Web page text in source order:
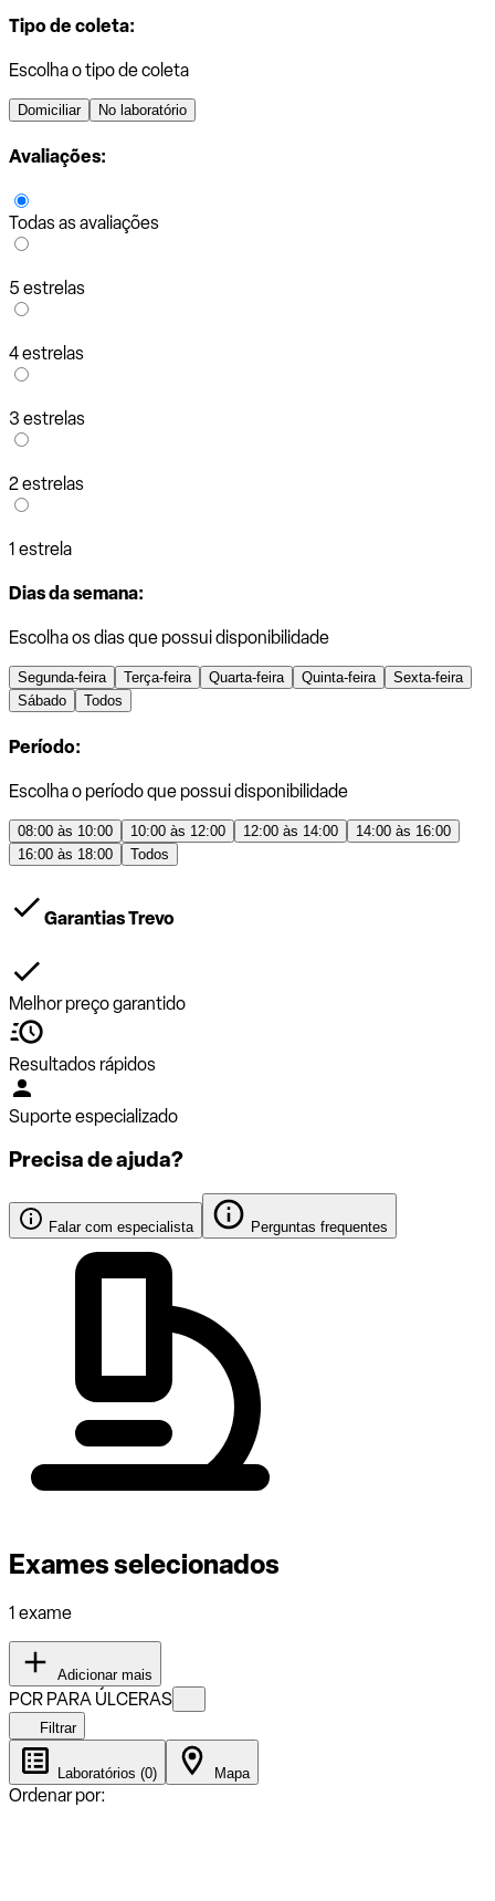
Tipo de coleta:
Escolha o tipo de coleta
Domiciliar No laboratório
Avaliações:
Todas as avaliações
5 estrelas
4 estrelas
3 estrelas
2 estrelas
1 estrela
Dias da semana:
Escolha os dias que possui disponibilidade
Segunda-feira Terça-feira Quarta-feira Quinta-feira
Sexta-feira
Sábado
Todos
Período:
Escolha o período que possui disponibilidade
08:00 às 10:00 10:00 às 12:00 12:00 às 14:00
14:00 às 16:00
16:00 às 18:00
Todos
Garantias Trevo
Melhor preço garantido
Resultados rápidos
Suporte especializado
Precisa de ajuda?
Falar com especialista Perguntas frequentes
Exames selecionados
1 exame
Adicionar mais
PCR PARA ÚLCERAS
Filtrar
Laboratórios (0) Mapa
Ordenar por: